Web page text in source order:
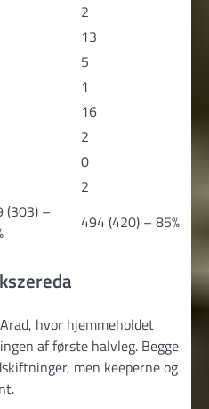
2
13
5
1
16
2
0
2
(303) –
494 (420) – 85%
hvor hjemmeholdet
af første halvleg. Begge
men keeperne og